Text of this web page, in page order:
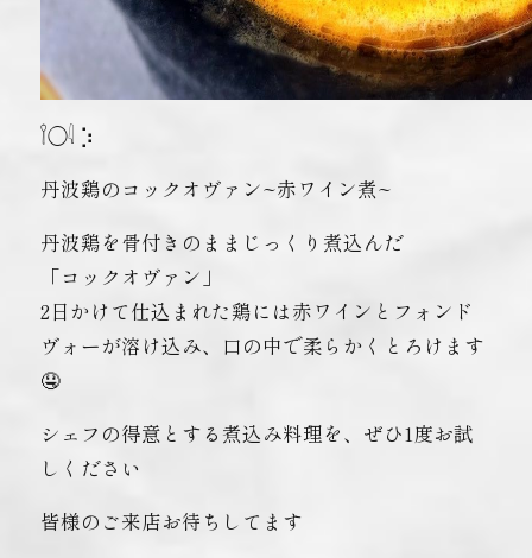
𓌉◯𓇋 ‎⡱‎
丹波鶏のコックオヴァン~赤ワイン煮~
丹波鶏を骨付きのままじっくり煮込んだ
「コックオヴァン」
2日かけて仕込まれた鶏には赤ワインとフォンド
ヴォーが溶け込み、口の中で柔らかくとろけます
🤤
シェフの得意とする煮込み料理を、ぜひ1度お試
しください
皆様のご来店お待ちしてます